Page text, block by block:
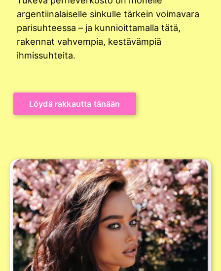
argentiinalaiselle sinkulle tärkein voimavara
parisuhteessa – ja kunnioittamalla tätä,
rakennat vahvempia, kestävämpiä
ihmissuhteita.
Löydä rakkautta tänään